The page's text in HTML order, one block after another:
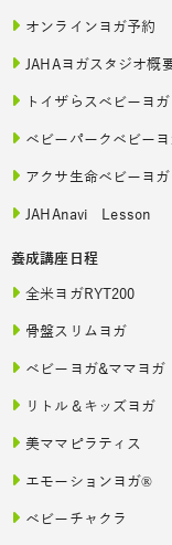
オンラインヨガ予約
JAHAヨガスタジオ概
トイザらスベビーヨガ
ベビーパークベビーヨ
アクサ生命ベビーヨガ
JAHAnavi Lesson
養成講座日程
全米ヨガRYT200
骨盤スリムヨガ
ベビーヨガ&ママヨガ
リトル＆キッズヨガ
美ママピラティス
エモーションヨガ®
ベビーチャクラ